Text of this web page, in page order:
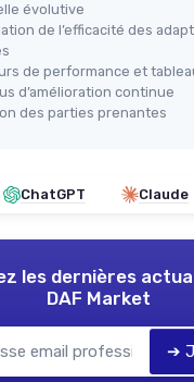
évolutive
de l’efficacité des
de performance et
d’amélioration continue
des parties prenantes
ChatGPT Claude
les dernières
DAF Market
➔